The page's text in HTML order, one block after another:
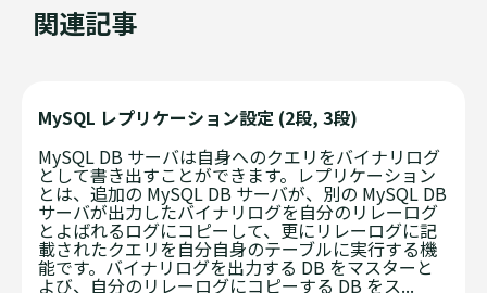
関連記事
MySQL レプリケーション設定 (2段, 3段)
MySQL DB サーバは自身へのクエリをバイナリログ
として書き出すことができます。レプリケーション
とは、追加の MySQL DB サーバが、別の MySQL DB
サーバが出力したバイナリログを自分のリレーログ
とよばれるログにコピーして、更にリレーログに記
載されたクエリを自分自身のテーブルに実行する機
能です。バイナリログを出力する DB をマスターと
よび、自分のリレーログにコピーする DB をス...